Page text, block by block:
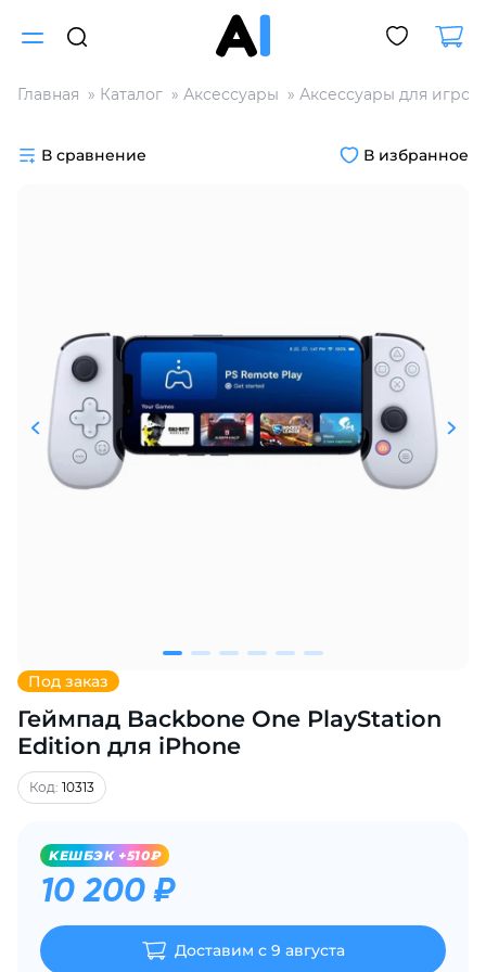
Главная Каталог Аксессуары Аксессуары для
Под заказ
Геймпад Backbone One PlayStation
Edition для iPhone
Код: 10313
KЕШБЭК +510₽
10 200 ₽
Доставим с 9 августа
В сравнение В избранное
Разбейте
График платежей
Сегодня
25
% картой любого банка
Получайте товар
выбранный способом
списываться
по25%каждые 2 недели
Подробнее